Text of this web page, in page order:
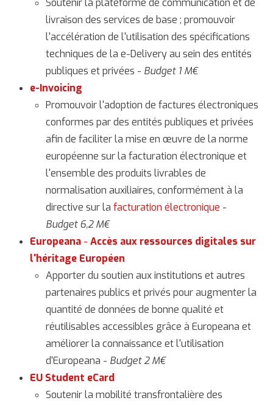
livraison des services de base ; promouvoir
l'accélération de l'utilisation des spécifications
techniques de la e-Delivery au sein des entités
publiques et privées - Budget 1 M€
e-Invoicing
Promouvoir l'adoption de factures électroniques
conformes par des entités publiques et privées
afin de faciliter la mise en œuvre de la norme
européenne sur la facturation électronique et
l'ensemble des produits livrables de
normalisation auxiliaires, conformément à la
directive sur lafacturation électronique -
Budget 6,2 M€
Europeana- Accès aux ressources digitales sur
l'héritage Européen
Apporter du soutien aux institutions et autres
partenaires publics et privés pour augmenter la
quantité de données de bonne qualité et
réutilisables accessibles grâce à Europeana et
améliorer la connaissance et l'utilisation
d'Europeana - Budget 2 M€
EU Student eCard
Soutenir la mobilité transfrontalière des